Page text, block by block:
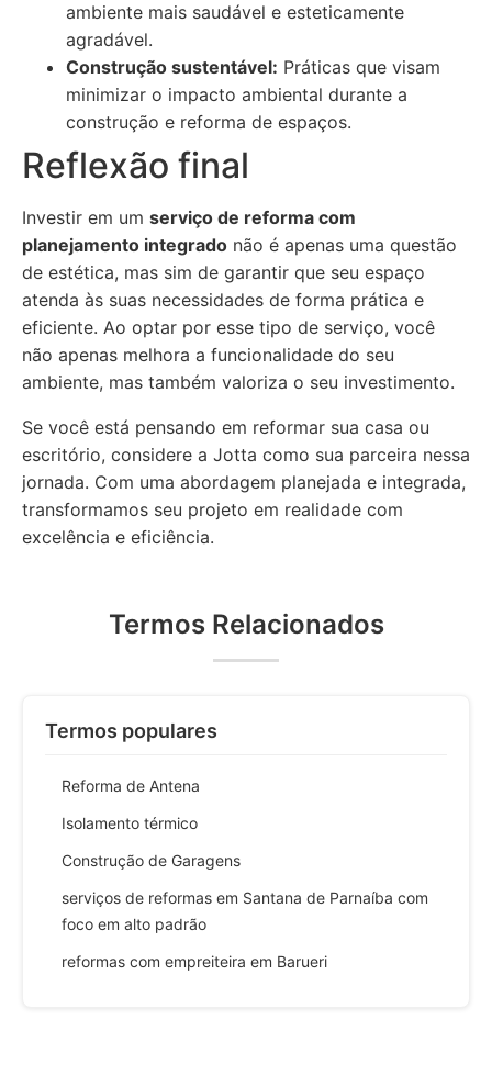
ambiente mais saudável e esteticamente
agradável.
Construção sustentável: Práticas que visam
minimizar o impacto ambiental durante a
construção e reforma de espaços.
Reflexão final
Investir em um serviço de reforma com
planejamento integrado não é apenas uma questão
de estética, mas sim de garantir que seu espaço
atenda às suas necessidades de forma prática e
eficiente. Ao optar por esse tipo de serviço, você
não apenas melhora a funcionalidade do seu
ambiente, mas também valoriza o seu investimento.
Se você está pensando em reformar sua casa ou
escritório, considere a Jotta como sua parceira nessa
jornada. Com uma abordagem planejada e integrada,
transformamos seu projeto em realidade com
excelência e eficiência.
Termos Relacionados
Termos populares
Reforma de Antena
Isolamento térmico
Construção de Garagens
serviços de reformas em Santana de Parnaíba com
foco em alto padrão
reformas com empreiteira em Barueri